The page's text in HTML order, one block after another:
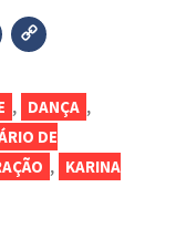
Messenger
, DANÇA ,
DE
, KARINA